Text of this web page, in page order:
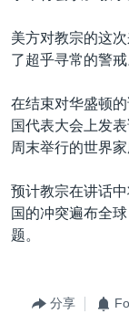
美方对教宗的这
了超乎寻常的警戒
在结束对华盛顿
国代表大会上发
周末举行的世界家
预计教宗在讲话
国的冲突遍布全
题。
分享